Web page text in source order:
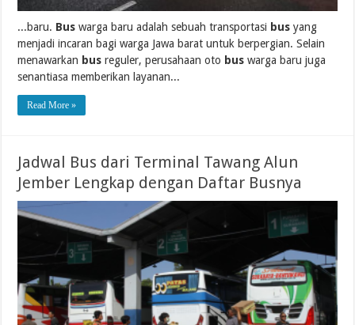
...baru. Bus warga baru adalah sebuah transportasi bus yang
menjadi incaran bagi warga Jawa barat untuk berpergian. Selain
menawarkan bus reguler, perusahaan oto bus warga baru juga
senantiasa memberikan layanan...
Read More »
Jadwal Bus dari Terminal Tawang Alun
Jember Lengkap dengan Daftar Busnya